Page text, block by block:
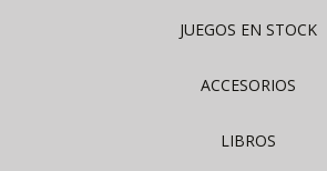
JUEGOS EN STOCK
ACCESORIOS
LIBROS